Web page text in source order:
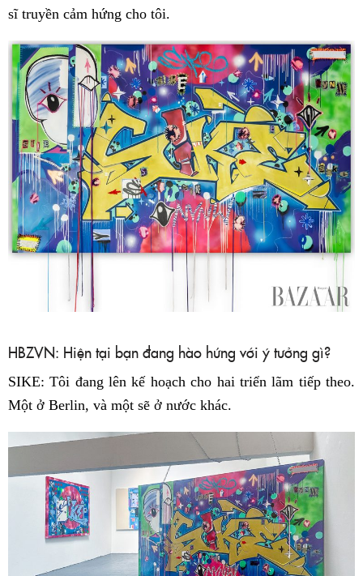
sĩ truyền cảm hứng cho tôi.
HBZVN: Hiện tại bạn đang hào hứng với ý tưởng gì?
SIKE: Tôi đang lên kế hoạch cho hai triển lãm tiếp theo.
Một ở Berlin, và một sẽ ở nước khác.